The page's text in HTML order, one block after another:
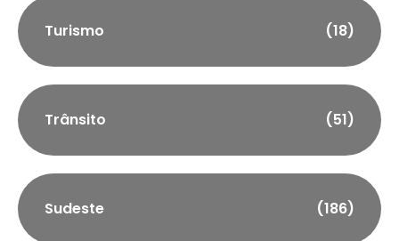
Turismo (18)
Trânsito (51)
Sudeste (186)